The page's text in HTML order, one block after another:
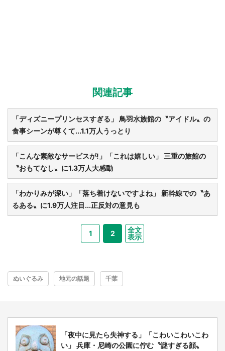
関連記事
「ディズニープリンセスすぎる」 鳥羽水族館の〝アイドル〟の
食事シーンが尊くて...1.1万人うっとり
「こんな素敵なサービスが!」「これは嬉しい」 三重の旅館の
〝おもてなし〟に1.3万人大感動
「わかりみが深い」「落ち着けないですよね」 新幹線での〝あ
るある〟に1.9万人注目...正反対の意見も
1 2
全文
表示
ぬいぐるみ 地元の話題 千葉
「夜中に見たら失神する」「こわいこわいこわ
い」 兵庫・尼崎の公園に佇む〝謎すぎる顔〟